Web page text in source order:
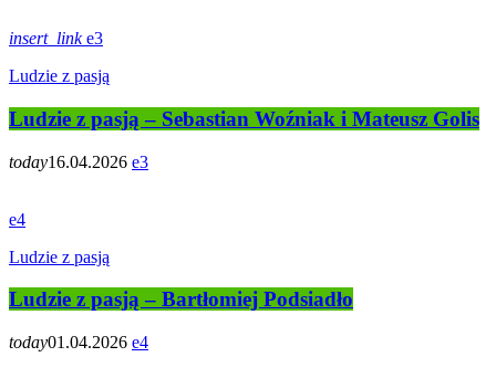
insert_link
3
Ludzie z pasją
Ludzie z pasją – Sebastian Woźniak i Mateusz Golis
today16.04.2026 3
4
Ludzie z pasją
Ludzie z pasją – Bartłomiej Podsiadło
today01.04.2026 4